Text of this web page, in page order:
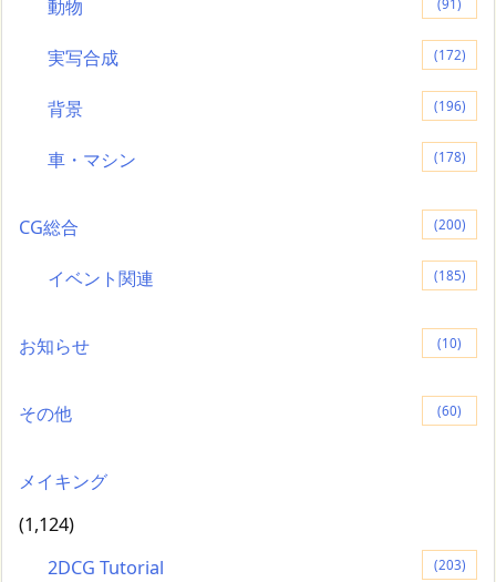
動物 (91)
実写合成 (172)
背景 (196)
車・マシン (178)
CG総合 (200)
イベント関連 (185)
お知らせ (10)
その他 (60)
メイキング
(1,124)
2DCG Tutorial
(203)